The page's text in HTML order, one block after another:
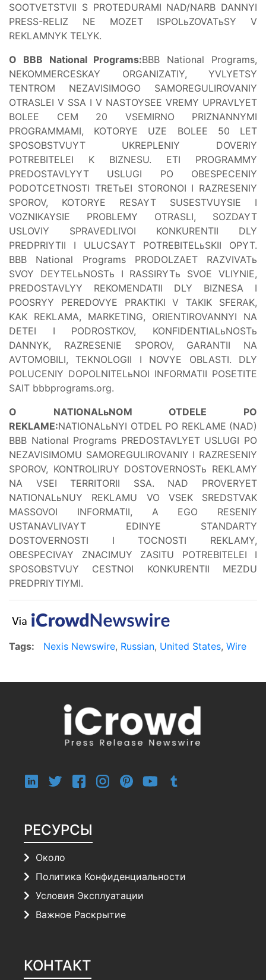
SOOTVETSTVII S PROTEDURAMI NAD/NARB DANNYI
PRESS-RELIZ NE MOZET ISPOLьZOVATьSY V
REKLAMNYK TELYK.
O BBB National Programs:BBB National Programs,
NEKOMMERCESKAY ORGANIZATIY, YVLYETSY
TENTROM NEZAVISIMOGO SAMOREGULIROVANIY
OTRASLEI V SSA I V NASTOYSEE VREMY UPRAVLYET
BOLEE CEM 20 VSEMIRNO PRIZNANNYMI
PROGRAMMAMI, KOTORYE UZE BOLEE 50 LET
SPOSOBSTVUYT UKREPLENIY DOVERIY
POTREBITELEI K BIZNESU. ETI PROGRAMMY
PREDOSTAVLYYT USLUGI PO OBESPECENIY
PODOTCETNOSTI TRETьEI STORONOI I RAZRESENIY
SPOROV, KOTORYE RESAYT SUSESTVUYSIE I
VOZNIKAYSIE PROBLEMY OTRASLI, SOZDAYT
USLOVIY SPRAVEDLIVOI KONKURENTII DLY
PREDPRIYTII I ULUCSAYT POTREBITELьSKII OPYT.
BBB National Programs PRODOLZAET RAZVIVATь
SVOY DEYTELьNOSTь I RASSIRYTь SVOE VLIYNIE,
PREDOSTAVLYY REKOMENDATII DLY BIZNESA I
POOSRYY PEREDOVYE PRAKTIKI V TAKIK SFERAK,
KAK REKLAMA, MARKETING, ORIENTIROVANNYI NA
DETEI I PODROSTKOV, KONFIDENTIALьNOSTь
DANNYK, RAZRESENIE SPOROV, GARANTII NA
AVTOMOBILI, TEKNOLOGII I NOVYE OBLASTI. DLY
POLUCENIY DOPOLNITELьNOI INFORMATII POSETITE
SAIT bbbprograms.org.
O NATIONALьNOM OTDELE PO
REKLAME:NATIONALьNYI OTDEL PO REKLAME (NAD)
BBB National Programs PREDOSTAVLYET USLUGI PO
NEZAVISIMOMU SAMOREGULIROVANIY I RAZRESENIY
SPOROV, KONTROLIRUY DOSTOVERNOSTь REKLAMY
NA VSEI TERRITORII SSA. NAD PROVERYET
NATIONALьNUY REKLAMU VO VSEK SREDSTVAK
MASSOVOI INFORMATII, A EGO RESENIY
USTANAVLIVAYT EDINYE STANDARTY
DOSTOVERNOSTI I TOCNOSTI REKLAMY,
OBESPECIVAY ZNACIMUY ZASITU POTREBITELEI I
SPOSOBSTVUY CESTNOI KONKURENTII MEZDU
PREDPRIYTIYMI.
Tags: Nexis Newswire, Russian, United States, Wire
РЕСУРСЫ
Около
Политика Конфиденциальности
Условия Эксплуатации
Важное Раскрытие
КОНТАКТ